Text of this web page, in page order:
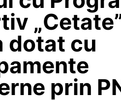
dotat cu
prin